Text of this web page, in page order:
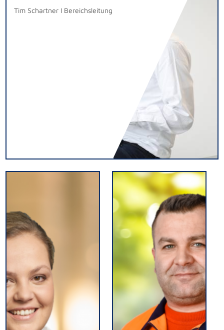
Tim Schartner I Bereichsleitung